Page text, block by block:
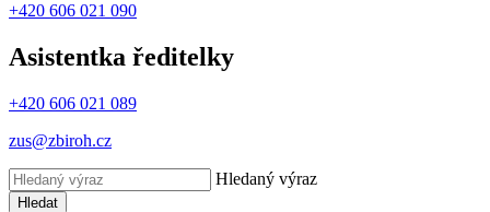
+420 606 021 090
Asistentka ředitelky
+420 606 021 089
zus@zbiroh.cz
Hledaný výraz
Hledat